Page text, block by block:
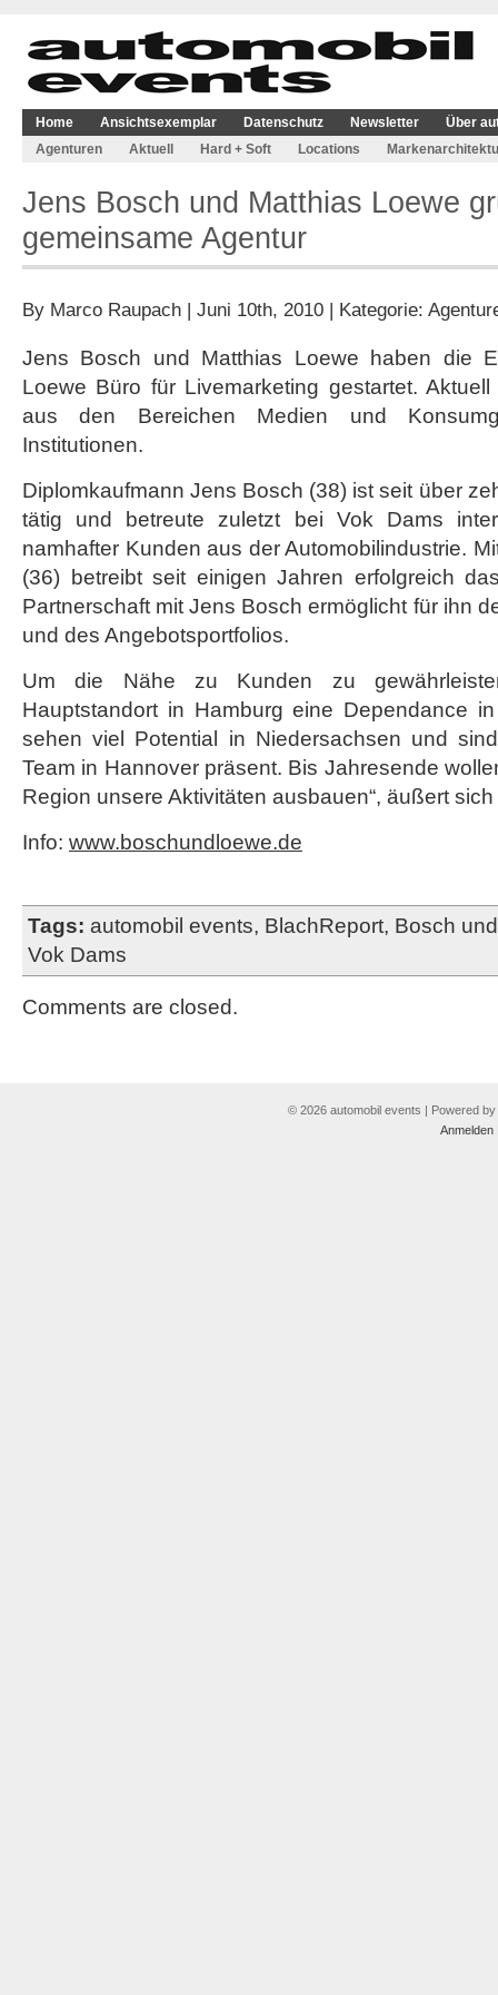
Home Ansichtsexemplar Datenschutz Newsletter
Über
Agenturen
Aktuell Hard + Soft Locations
Jens Bosch und Matthias Loewe
gemeinsame Agentur
By Marco Raupach | Juni 10th, 2010 | Kategorie:
Jens Bosch und Matthias Loewe haben die
Loewe Büro für Livemarketing gestartet.
aus den Bereichen Medien und
Institutionen.
Diplomkaufmann Jens Bosch (38) ist seit über
tätig und betreute zuletzt bei Vok Dams
namhafter Kunden aus der Automobilindustrie.
(36) betreibt seit einigen Jahren erfolgreich
Partnerschaft mit Jens Bosch ermöglicht für ihn
und des Angebotsportfolios.
Um die Nähe zu Kunden zu
Hauptstandort in Hamburg eine Dependance
sehen viel Potential in Niedersachsen und
Team in Hannover präsent. Bis Jahresende
Region unsere Aktivitäten ausbauen“, äußert
Info: www.boschundloewe.de
Tags: automobil events, BlachReport, Bosch
Vok Dams
Comments are closed.
© 2026 automobil events | Powered by
Anmelden|